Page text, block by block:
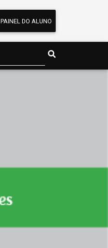
PAINEL DO ALUNO